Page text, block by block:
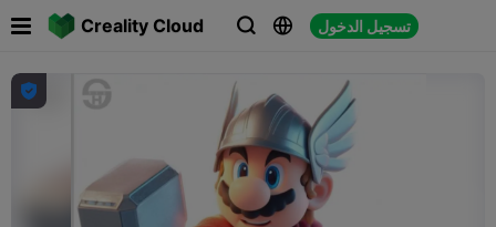
Creality Cloud   تسجيل الدخول
